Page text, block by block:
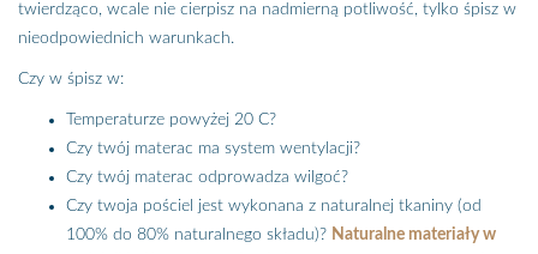
twierdząco, wcale nie cierpisz na nadmierną potliwość, tylko śpisz w
nieodpowiednich warunkach.
Czy w śpisz w:
Temperaturze powyżej 20 C?
Czy twój materac ma system wentylacji?
Czy twój materac odprowadza wilgoć?
Czy twoja pościel jest wykonana z naturalnej tkaniny (od
100% do 80% naturalnego składu)? Naturalne materiały w